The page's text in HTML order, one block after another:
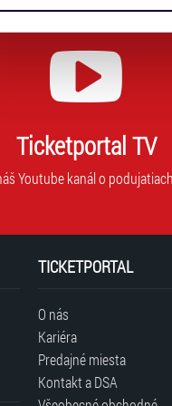
kdykoliv změnit v
Ticketportal TV
Youtube kanál o
TICKETPORTAL
O nás
Kariéra
Predajné miesta
Kontakt a DSA